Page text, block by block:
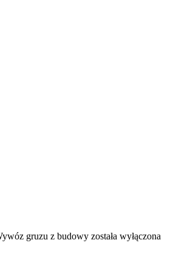
gruzu z budowy została wyłączona